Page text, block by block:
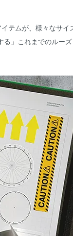
テムが、様々なサイ
」これまでのルー